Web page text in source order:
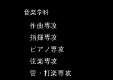
音楽学科
作曲専攻
指揮専攻
ピアノ専攻
弦楽専攻
管・打楽専攻